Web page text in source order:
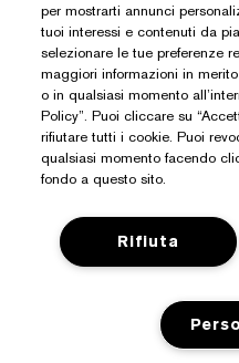
Traccia il mio ordine
Informazioni Su
per mostrarti annunci
tuoi interessi e contenuti da
selezionare le tue preferenze
maggiori informazioni in
o in qualsiasi momento
Policy”. Puoi cliccare su
rifiutare tutti i cookie. Puoi
qualsiasi momento facendo
fondo a questo sito.
Rifiuta